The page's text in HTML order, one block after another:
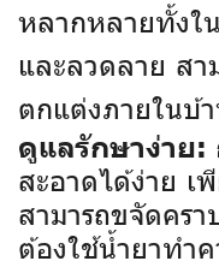
หลากหลายทั้งใ
และลวดลาย สา
ตกแต่งภายในบ้
ดูแลรักษาง่าย:
สะอาดได้ง่าย เ
สามารถขจัดคร
ต้องใช้น้ำยาทำ